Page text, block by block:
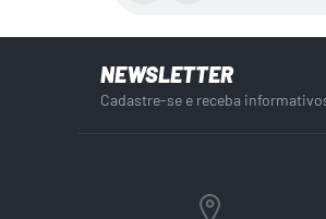
NEWSLETTER
Cadastre-se e receba